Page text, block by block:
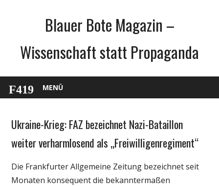
Blauer Bote Magazin –
Wissenschaft statt Propaganda
MENÜ
Gesellschaft
Politik
Ukraine-Krieg: FAZ bezeichnet Nazi-Bataillon
weiter verharmlosend als „Freiwilligenregiment“
Die Frankfurter Allgemeine Zeitung bezeichnet seit
Monaten konsequent die bekanntermaßen